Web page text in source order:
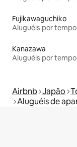
Fujikawaguchiko
Aluguéis por
Kanazawa
Aluguéis por
Airbnb Japão
Aluguéis de